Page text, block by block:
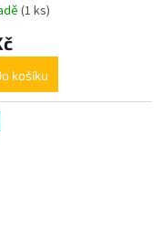
(1 ks)
košíku